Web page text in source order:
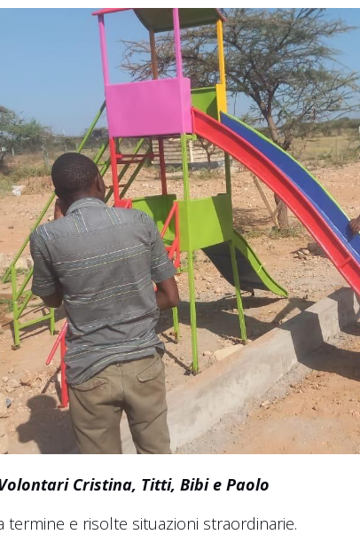
Cristina, Titti, Bibi e Paolo
termine e risolte situazioni straordinarie.